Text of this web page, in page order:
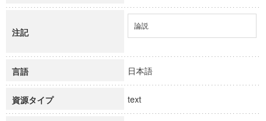
注記
論説
言語 日本語
資源タイプ text